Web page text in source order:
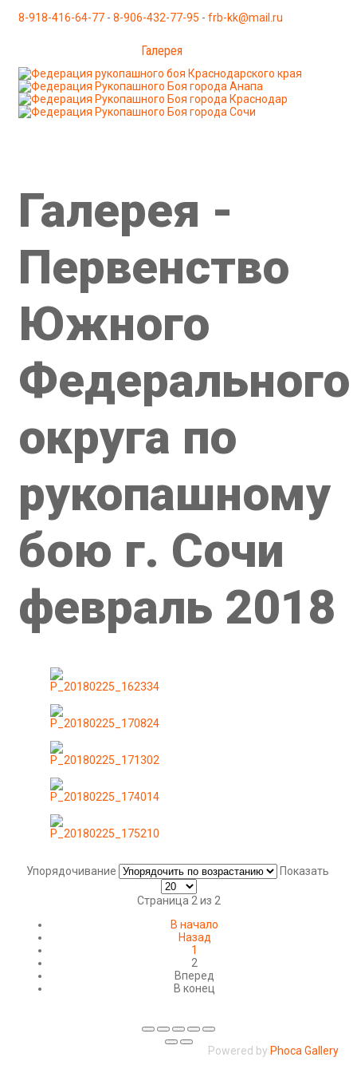
8-918-416-64-77 - 8-906-432-77-95 - frb-kk@mail.ru
Галерея
Галерея -
Первенство
Южного
Федерального
округа по
рукопашному
бою г. Сочи
февраль 2018
Упорядочивание Показать
Страница 2 из 2
В начало
Назад
1
2
Вперед
В конец
Powered by Phoca Gallery